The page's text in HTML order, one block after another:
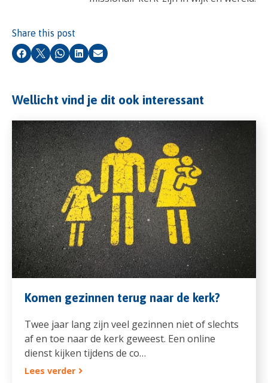
Share this post
Facebook
X Whatsapp
LinkedIn
Email
Wellicht vind je dit ook interessant
Komen gezinnen terug naar de kerk?
Twee jaar lang zijn veel gezinnen niet of slechts
af en toe naar de kerk geweest. Een online
dienst kijken tijdens de co…
Lees verder